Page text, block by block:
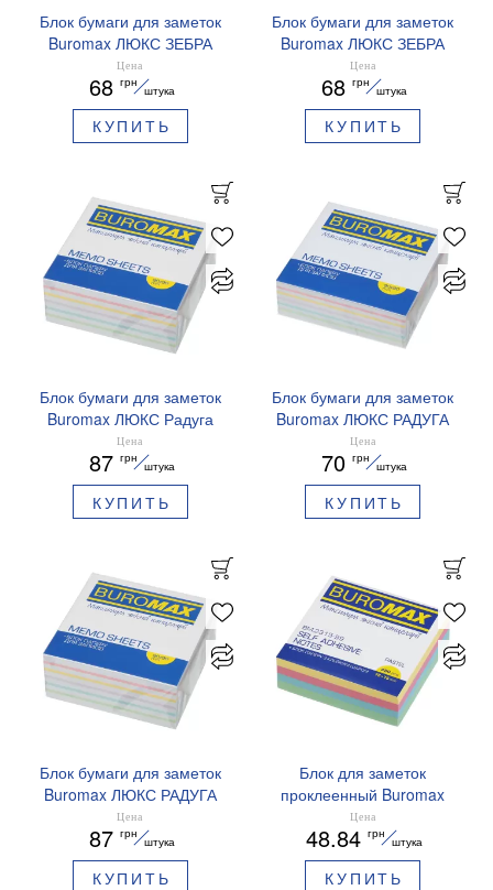
Блок бумаги для заметок
Buromax ЛЮКС ЗЕБРА
90х90х20мм не склеен
BM.2259
Цена
68 грн
штука
КУПИТЬ
Блок бумаги для заметок
Buromax ЛЮКС ЗЕБРА
90х90х20 склеенный
BM.2258
Цена
68 грн
штука
КУПИТЬ
Блок бумаги для заметок
Buromax ЛЮКС Радуга
90х90х40мм склеенный
BM.2246
Цена
87 грн
штука
КУПИТЬ
Блок бумаги для заметок
Buromax ЛЮКС РАДУГА
90х90х30мм не склеен
BM.2243
Цена
70 грн
штука
КУПИТЬ
Блок бумаги для заметок
Buromax ЛЮКС РАДУГА
90х90х40мм не склеен
BM.2247
Цена
87 грн
штука
КУПИТЬ
Блок для заметок
проклеенный Buromax
75x75 мм 250 листов
BM.2315-99
Цена
48.84 грн
штука
КУПИТЬ